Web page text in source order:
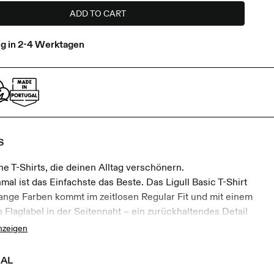
ADD TO CART
in 2-4 Werktagen
T-Shirts, die deinen Alltag verschönern.
ist das Einfachste das Beste. Das Ligull Basic T-Shirt
Farben kommt im zeitlosen Regular Fit und mit einem
Flaglabel in der Seitennaht – ein zurückhaltendes Detail
Design.
Single Jersey bietet das T-Shirt eine angenehme Haptik